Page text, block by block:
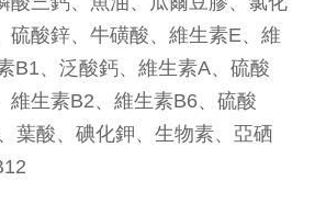
硫酸鋅、牛磺酸、維生素E、維
B1、泛酸鈣、維生素A、硫酸
維生素B2、維生素B6、硫酸
葉酸、碘化鉀、生物素、亞硒